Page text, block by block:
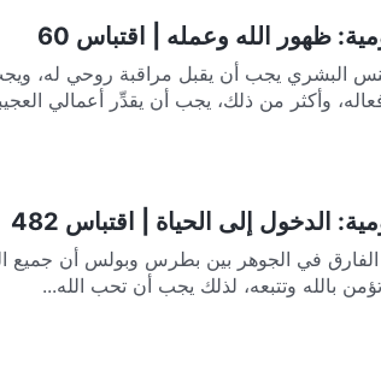
ظهور الله وعمله | اقتباس 60
البشري يجب أن يقبل مراقبة روحي له،
وأكثر من ذلك، يجب أن يقدِّر أعمالي
الدخول إلى الحياة | اقتباس 482
في الجوهر بين بطرس وبولس أن جميع
بالله وتتبعه، لذلك يجب أن تحب الله...